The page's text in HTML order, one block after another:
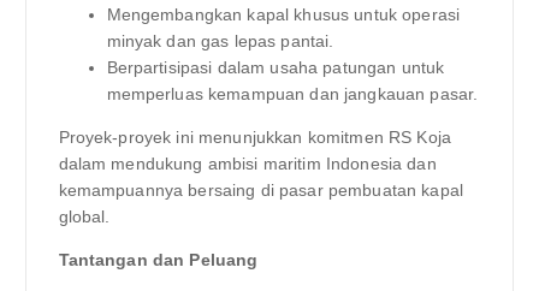
Mengembangkan kapal khusus untuk operasi
minyak dan gas lepas pantai.
Berpartisipasi dalam usaha patungan untuk
memperluas kemampuan dan jangkauan pasar.
Proyek-proyek ini menunjukkan komitmen RS Koja
dalam mendukung ambisi maritim Indonesia dan
kemampuannya bersaing di pasar pembuatan kapal
global.
Tantangan dan Peluang